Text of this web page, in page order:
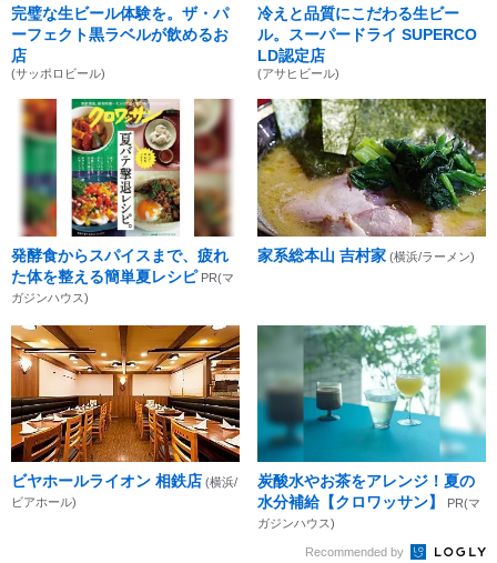
完璧な生ビール体験を。ザ・パ
ーフェクト黒ラベルが飲めるお
店
(サッポロビール)
冷えと品質にこだわる生ビー
ル。スーパードライ SUPERCO
LD認定店
(アサヒビール)
発酵食からスパイスまで、疲れ
た体を整える簡単夏レシピ PR(マ
ガジンハウス)
家系総本山 吉村家 (横浜/ラーメン)
ビヤホールライオン 相鉄店 (横浜/
ビアホール)
炭酸水やお茶をアレンジ！夏の
水分補給【クロワッサン】
PR(マ
ガジンハウス)
Recommended by